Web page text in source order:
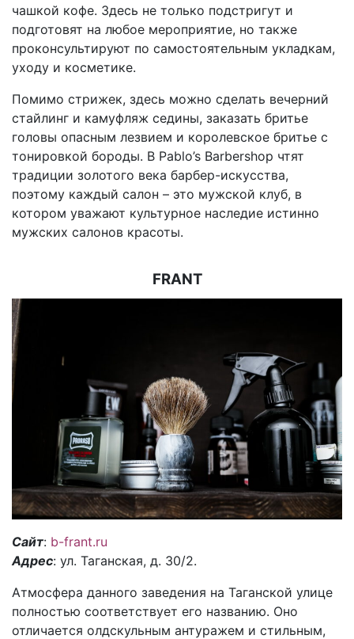
чашкой кофе. Здесь не только подстригут и
подготовят на любое мероприятие, но также
проконсультируют по самостоятельным укладкам,
уходу и косметике.
Помимо стрижек, здесь можно сделать вечерний
стайлинг и камуфляж седины, заказать бритье
головы опасным лезвием и королевское бритье с
тонировкой бороды. В Pablo’s Barbershop чтят
традиции золотого века барбер-искусства,
поэтому каждый салон – это мужской клуб, в
котором уважают культурное наследие истинно
мужских салонов красоты.
FRANT
Сайт: b-frant.ru
Адрес: ул. Таганская, д. 30/2.
Атмосфера данного заведения на Таганской улице
полностью соответствует его названию. Оно
отличается олдскульным антуражем и стильным,